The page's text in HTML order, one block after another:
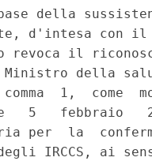
della
d'intesa con il
revoca il
della
1,  come
5   febbraio
per  la
IRCCS, ai